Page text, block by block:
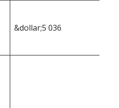
&dollar;5 036